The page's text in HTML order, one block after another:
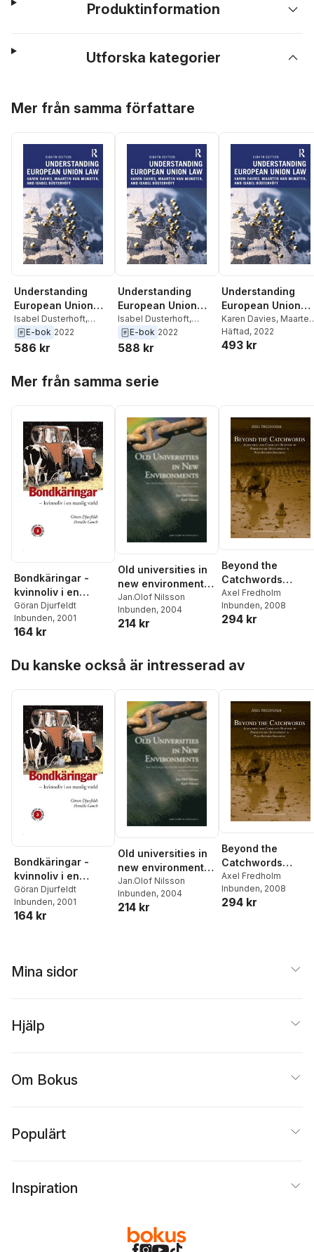
Produktinformation
Utforska kategorier
Mer från samma författare
Understanding
European Union
Law
Isabel Dusterhoft,
Maarten van Munster
Karen Davies
E-bok 2022
586 kr
Understanding
European Union
Law
Isabel Dusterhoft,
Maarten van Munster
Karen Davies
E-bok 2022
588 kr
Understanding
European Union
Law
Karen Davies, Maarten
van Munster,
Düsterhöft
Häftad, 2022
493 kr
Mer från samma serie
Bondkäringar -
kvinnoliv i en
manlig värld
Göran Djurfeldt
Inbunden, 2001
164 kr
Old universities in
new environments :
new technology
and
internationalisation
Jan.Olof Nilsson
Inbunden, 2004
214 kr
Beyond the
Catchwords
Adjustment and
Community
Response to
Post-Suharto
Axel Fredholm
Inbunden, 2008
294 kr
Du kanske också är intresserad av
Bondkäringar -
kvinnoliv i en
manlig värld
Göran Djurfeldt
Inbunden, 2001
164 kr
Old universities in
new environments :
new technology
and
internationalisation
Jan.Olof Nilsson
Inbunden, 2004
214 kr
Beyond the
Catchwords
Adjustment and
Community
Response to
Axel Fredholm
Inbunden, 2008
294 kr
Mina sidor
Hjälp
Om Bokus
Populärt
Inspiration